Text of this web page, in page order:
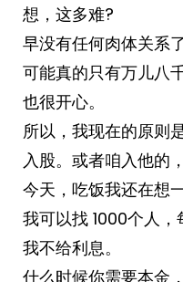
想，这多难?
早没有任何肉体关系
可能真的只有万儿八千
也很开心。
所以，我现在的原则
入股。或者咱入他的，
今天，吃饭我还在想
我可以找 1000个人，
我不给利息。
什么时候你需要本金